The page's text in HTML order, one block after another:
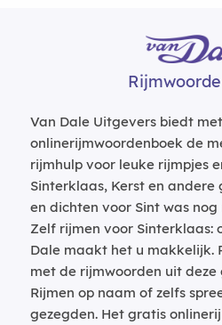
Van Dale Uitgevers biedt
onlinerijmwoordenboek de
rijmhulp voor leuke rijmpjes
Sinterklaas, Kerst en andere
en dichten voor Sint was
Zelf rijmen voor Sinterklaas:
Dale maakt het u makkelijk.
met de rijmwoorden uit
Rijmen op naam of zelfs
gezegden. Het gratis